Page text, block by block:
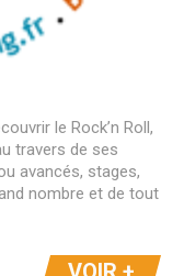
le Rock’n Roll,
travers de ses
avancés, stages,
nombre et de tout